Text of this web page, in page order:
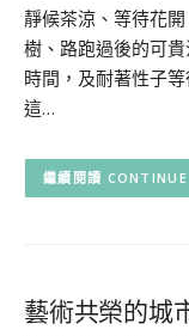
靜候茶涼、等待花
樹、路跑過後的可
時間，及耐著性子
這…
藝術共榮的城